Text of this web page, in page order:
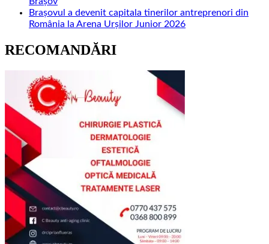
Ucraina
Brașovul a devenit capitala tinerilor antreprenori din
România la Arena Urșilor Junior 2026
RECOMANDĂRI